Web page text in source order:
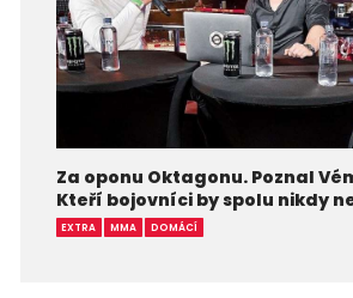
Za oponu Oktagonu. Poznal
Kteří bojovníci by spolu nikdy
EXTRA MMA DOMÁCÍ